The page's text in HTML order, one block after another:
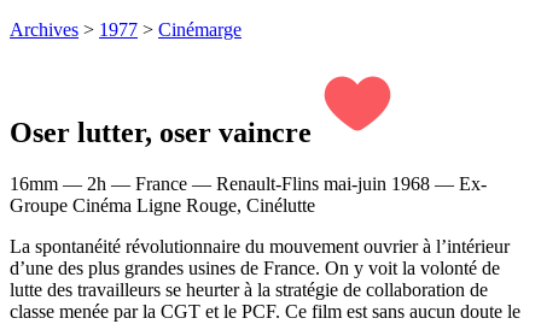
Archives > 1977 > Cinémarge
Oser lutter, oser vaincre
16mm — 2h — France — Renault-Flins mai-juin 1968 — Ex-
Groupe Cinéma Ligne Rouge, Cinélutte
La spontanéité révolutionnaire du mouvement ouvrier à l’intérieur
d’une des plus grandes usines de France. On y voit la volonté de
lutte des travailleurs se heurter à la stratégie de collaboration de
classe menée par la CGT et le PCF. Ce film est sans aucun doute le